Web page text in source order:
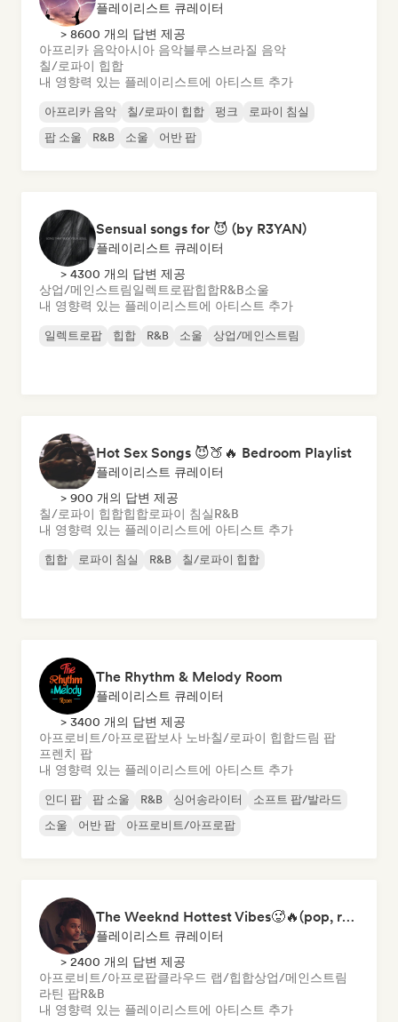
플레이리스트 큐레이터
> 8600 개의 답변 제공
아프리카 음악아시아 음악블루스브라질 음악
칠/로파이 힙합
내 영향력 있는 플레이리스트에 아티스트 추가
아프리카 음악 칠/로파이 힙합 펑크
로파이 침실
팝 소울
R&B 소울 어반 팝
Sensual songs for 😈 (by R3YAN)
플레이리스트 큐레이터
> 4300 개의 답변 제공
상업/메인스트림일렉트로팝힙합R&B소울
내 영향력 있는 플레이리스트에 아티스트 추가
일렉트로팝 힙합 R&B 소울 상업/메인스트림
Hot Sex Songs 😈🍑🔥 Bedroom Playlist
플레이리스트 큐레이터
> 900 개의 답변 제공
칠/로파이 힙합힙합로파이 침실R&B
내 영향력 있는 플레이리스트에 아티스트 추가
힙합 로파이 침실 R&B 칠/로파이 힙합
The Rhythm & Melody Room
플레이리스트 큐레이터
> 3400 개의 답변 제공
아프로비트/아프로팝보사 노바칠/로파이 힙합드림 팝
프렌치 팝
내 영향력 있는 플레이리스트에 아티스트 추가
인디 팝 팝 소울 R&B 싱어송라이터
소프트 팝/발라드
소울
어반 팝 아프로비트/아프로팝
The Weeknd Hottest Vibes🥵🔥(pop, rock, rnb, hiphop, sexy, dark, sad, chill, melancholy, moody, vibe)
플레이리스트 큐레이터
> 2400 개의 답변 제공
아프로비트/아프로팝클라우드 랩/힙합상업/메인스트림
라틴 팝R&B
내 영향력 있는 플레이리스트에 아티스트 추가